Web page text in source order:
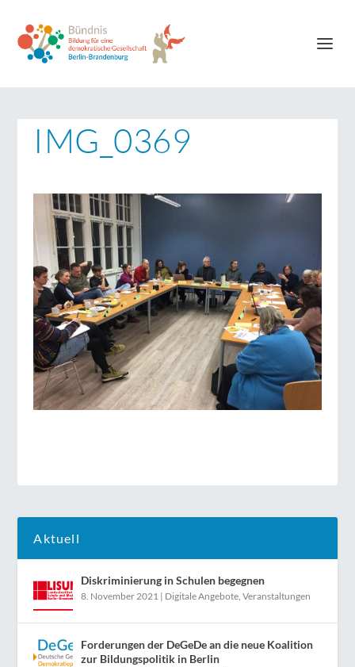
IMG_0369
Aktuell
Diskriminierung in Schulen begegnen
8. November 2021 | Digitale Angebote,Veranstaltungen
Forderungen der DeGeDe an die neue Koalition
zur Bildungspolitik in Berlin